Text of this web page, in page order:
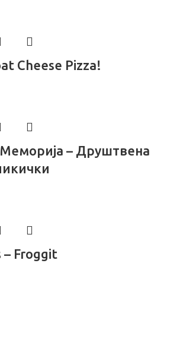
Cheese Pizza!
– Друштвена
– Froggit